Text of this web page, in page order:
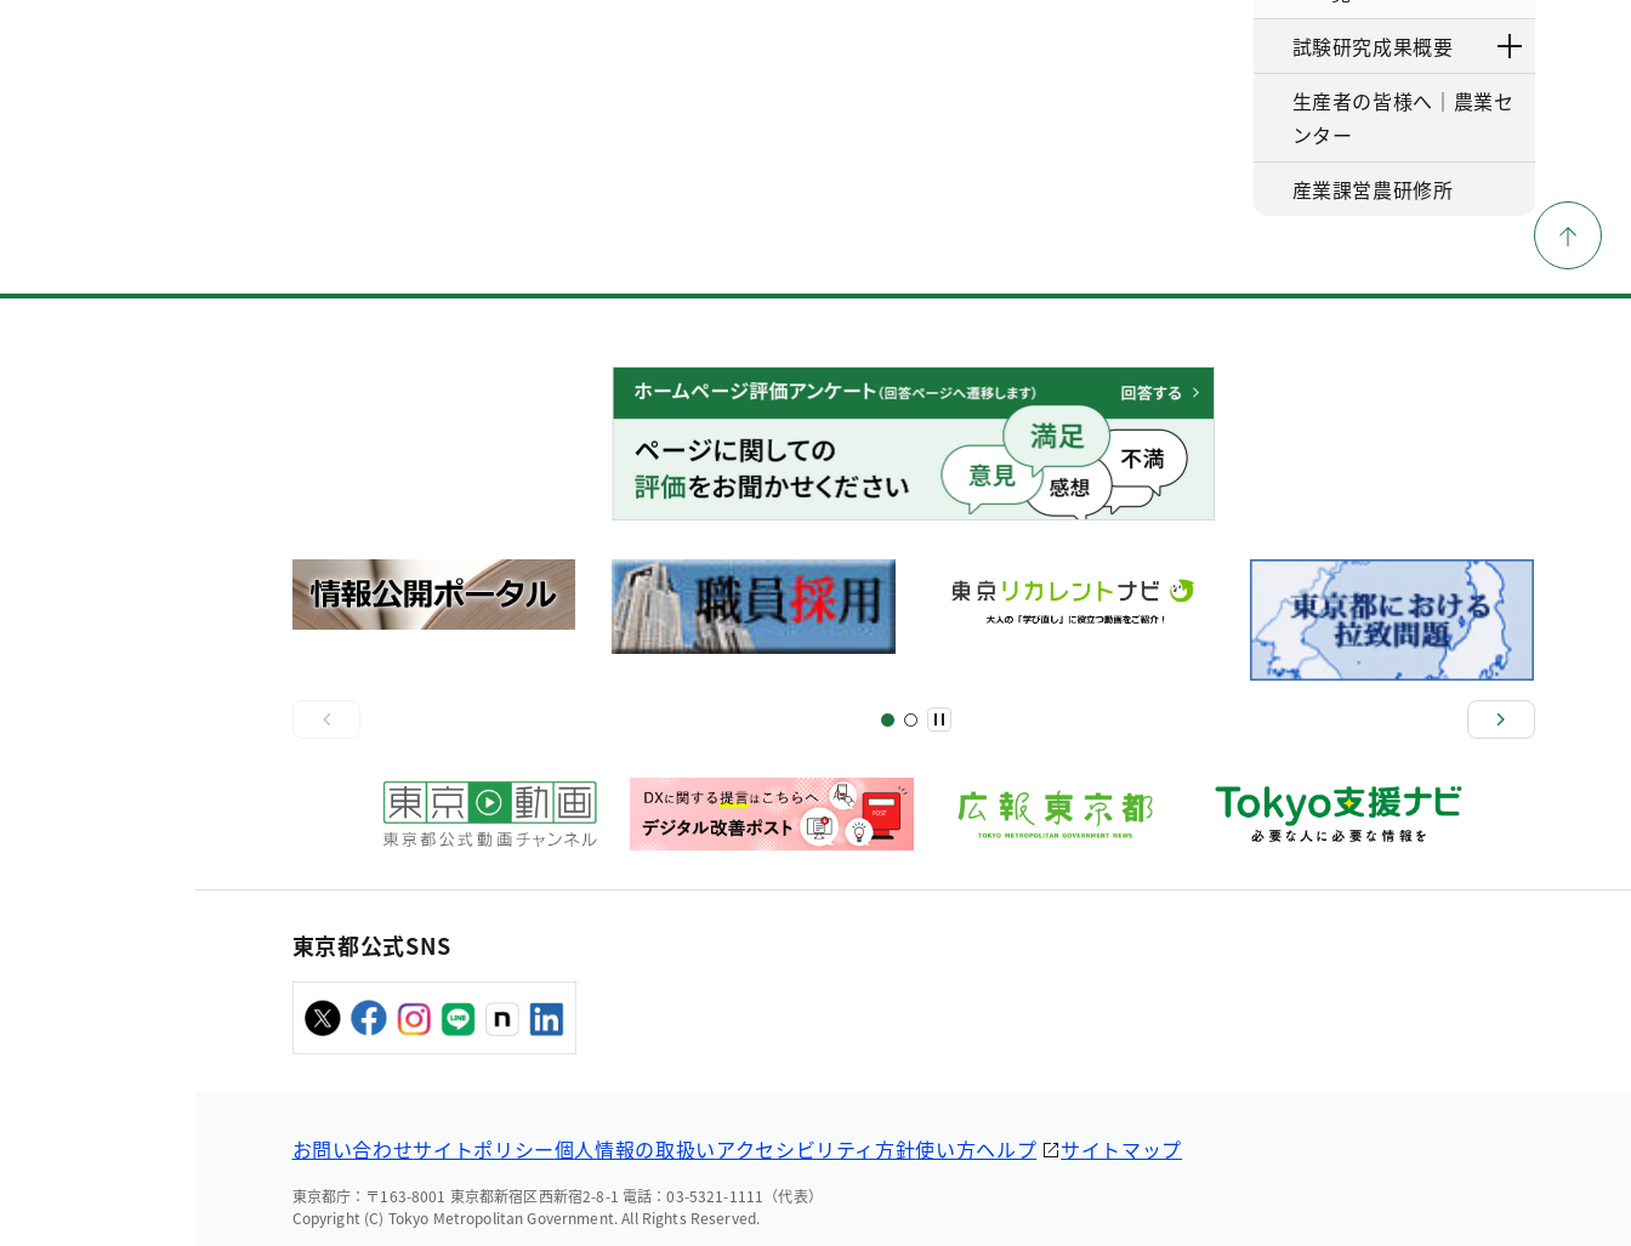
試験研究成果概要
生産者の皆様へ｜農業セ
ンター
産業課営農研修所
東京都公式SNS
お問い合わせサイトポリシー個人情報の取扱いアクセシビリティ方針使い方ヘルプ サイトマップ
東京都庁：〒163-8001 東京都新宿区西新宿2-8-1 電話：03-5321-1111（代表）
Copyright (C) Tokyo Metropolitan Government. All Rights Reserved.